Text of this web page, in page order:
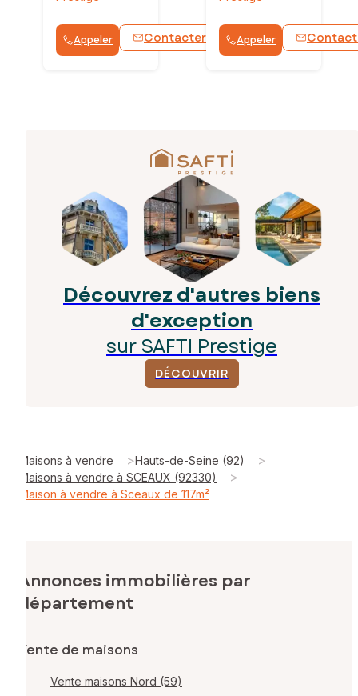
Appeler Contacter WhatsApp
Appeler
Découvrez d'autres biens
d'exception
sur SAFTI Prestige
DÉCOUVRIR
Maisons à vendre >Hauts-de-Seine (92) >
Maisons à vendre à SCEAUX (92330) >
Maison à vendre à Sceaux de 117m²
Annonces immobilières par
département
Vente de maisons
Vente maisons Nord (59)